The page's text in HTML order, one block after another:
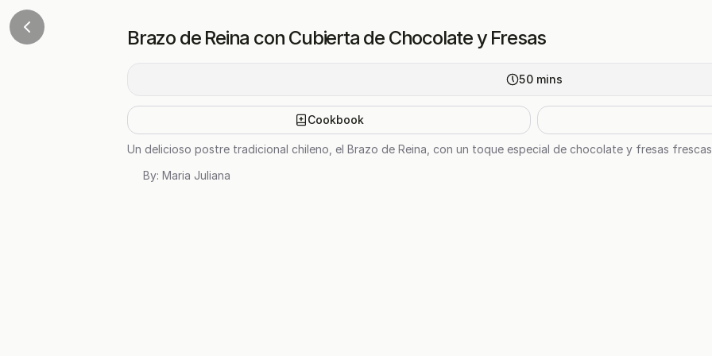
Brazo de Reina con Cubierta de Chocolate y Fresas
50 mins
Cookbook
Un delicioso postre tradicional chileno, el Brazo de Reina, con un toque especial de chocolate y fresas
By: Maria Juliana